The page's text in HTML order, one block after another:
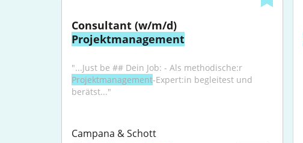
Projektmanagement
Projektmanagement-Expert:in begleitest und
berätst..."
Campana & Schott